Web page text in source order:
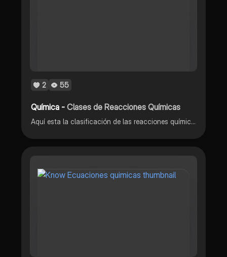
2 55
Química -Clases de Reacciones Químicas
Aquí esta la clasificación de las reacciones químicas ya sea de síntesis, descomposición, etc.